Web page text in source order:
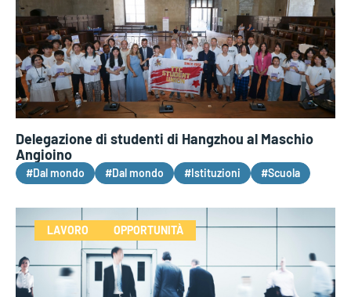
Delegazione di studenti di Hangzhou al Maschio
Angioino
#Dal mondo #Dal mondo #Istituzioni #Scuola
LAVORO OPPORTUNITÀ